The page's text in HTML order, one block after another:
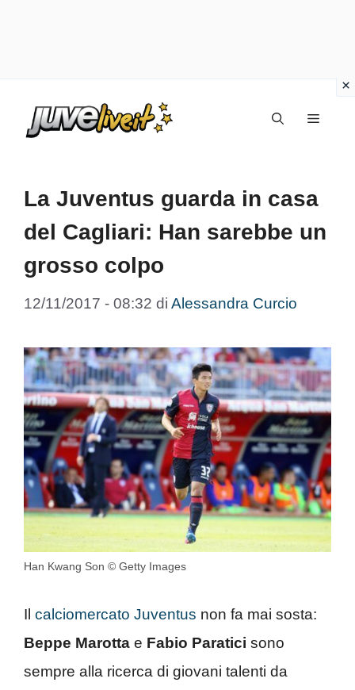
Menu
La Juventus guarda in casa
del Cagliari: Han sarebbe un
grosso colpo
12/11/2017 - 08:32 di Alessandra Curcio
Han Kwang Son © Getty Images
Il calciomercato Juventus non fa mai sosta:
Beppe Marotta e Fabio Paratici sono
sempre alla ricerca di giovani talenti da